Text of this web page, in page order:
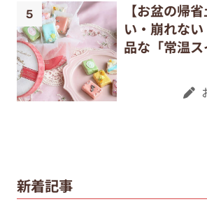
【お盆の帰
い・崩れな
品な「常温
新着記事